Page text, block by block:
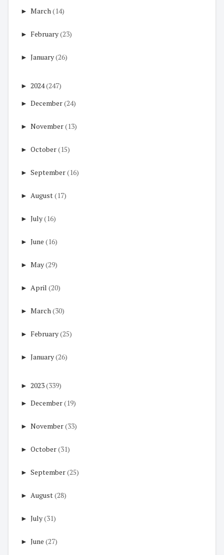
► March(14)
► February(23)
► January(26)
► 2024(247)
► December(24)
► November(13)
► October(15)
► September(16)
► August(17)
► July(16)
► June (16)
► May(29)
► April (20)
► March(30)
► February(25)
► January(26)
► 2023(339)
► December(19)
► November(33)
► October(31)
► September(25)
► August(28)
► July(31)
► June (27)